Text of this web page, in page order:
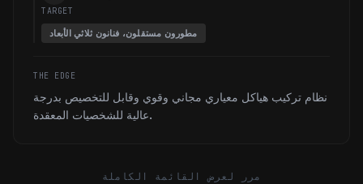
TARGET
مطورون مستقلون، فنانون ثلاثي الأبعاد
THE EDGE
نظام تركيب هياكل معياري مجاني وقوي وقابل للتخصيص بدرجة
عالية للشخصيات المعقدة.
مرر لعرض القائمة الكاملة